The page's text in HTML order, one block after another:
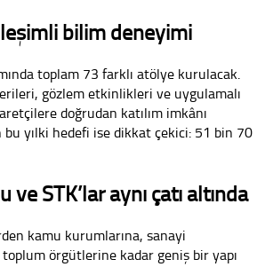
bilim deneyimi
toplam 73 farklı atölye kurulacak.
gözlem etkinlikleri ve uygulamalı
doğrudan katılım imkânı
yılki hedefi ise dikkat çekici: 51 bin 70
STK’lar aynı çatı altında
kamu kurumlarına, sanayi
örgütlerine kadar geniş bir yapı